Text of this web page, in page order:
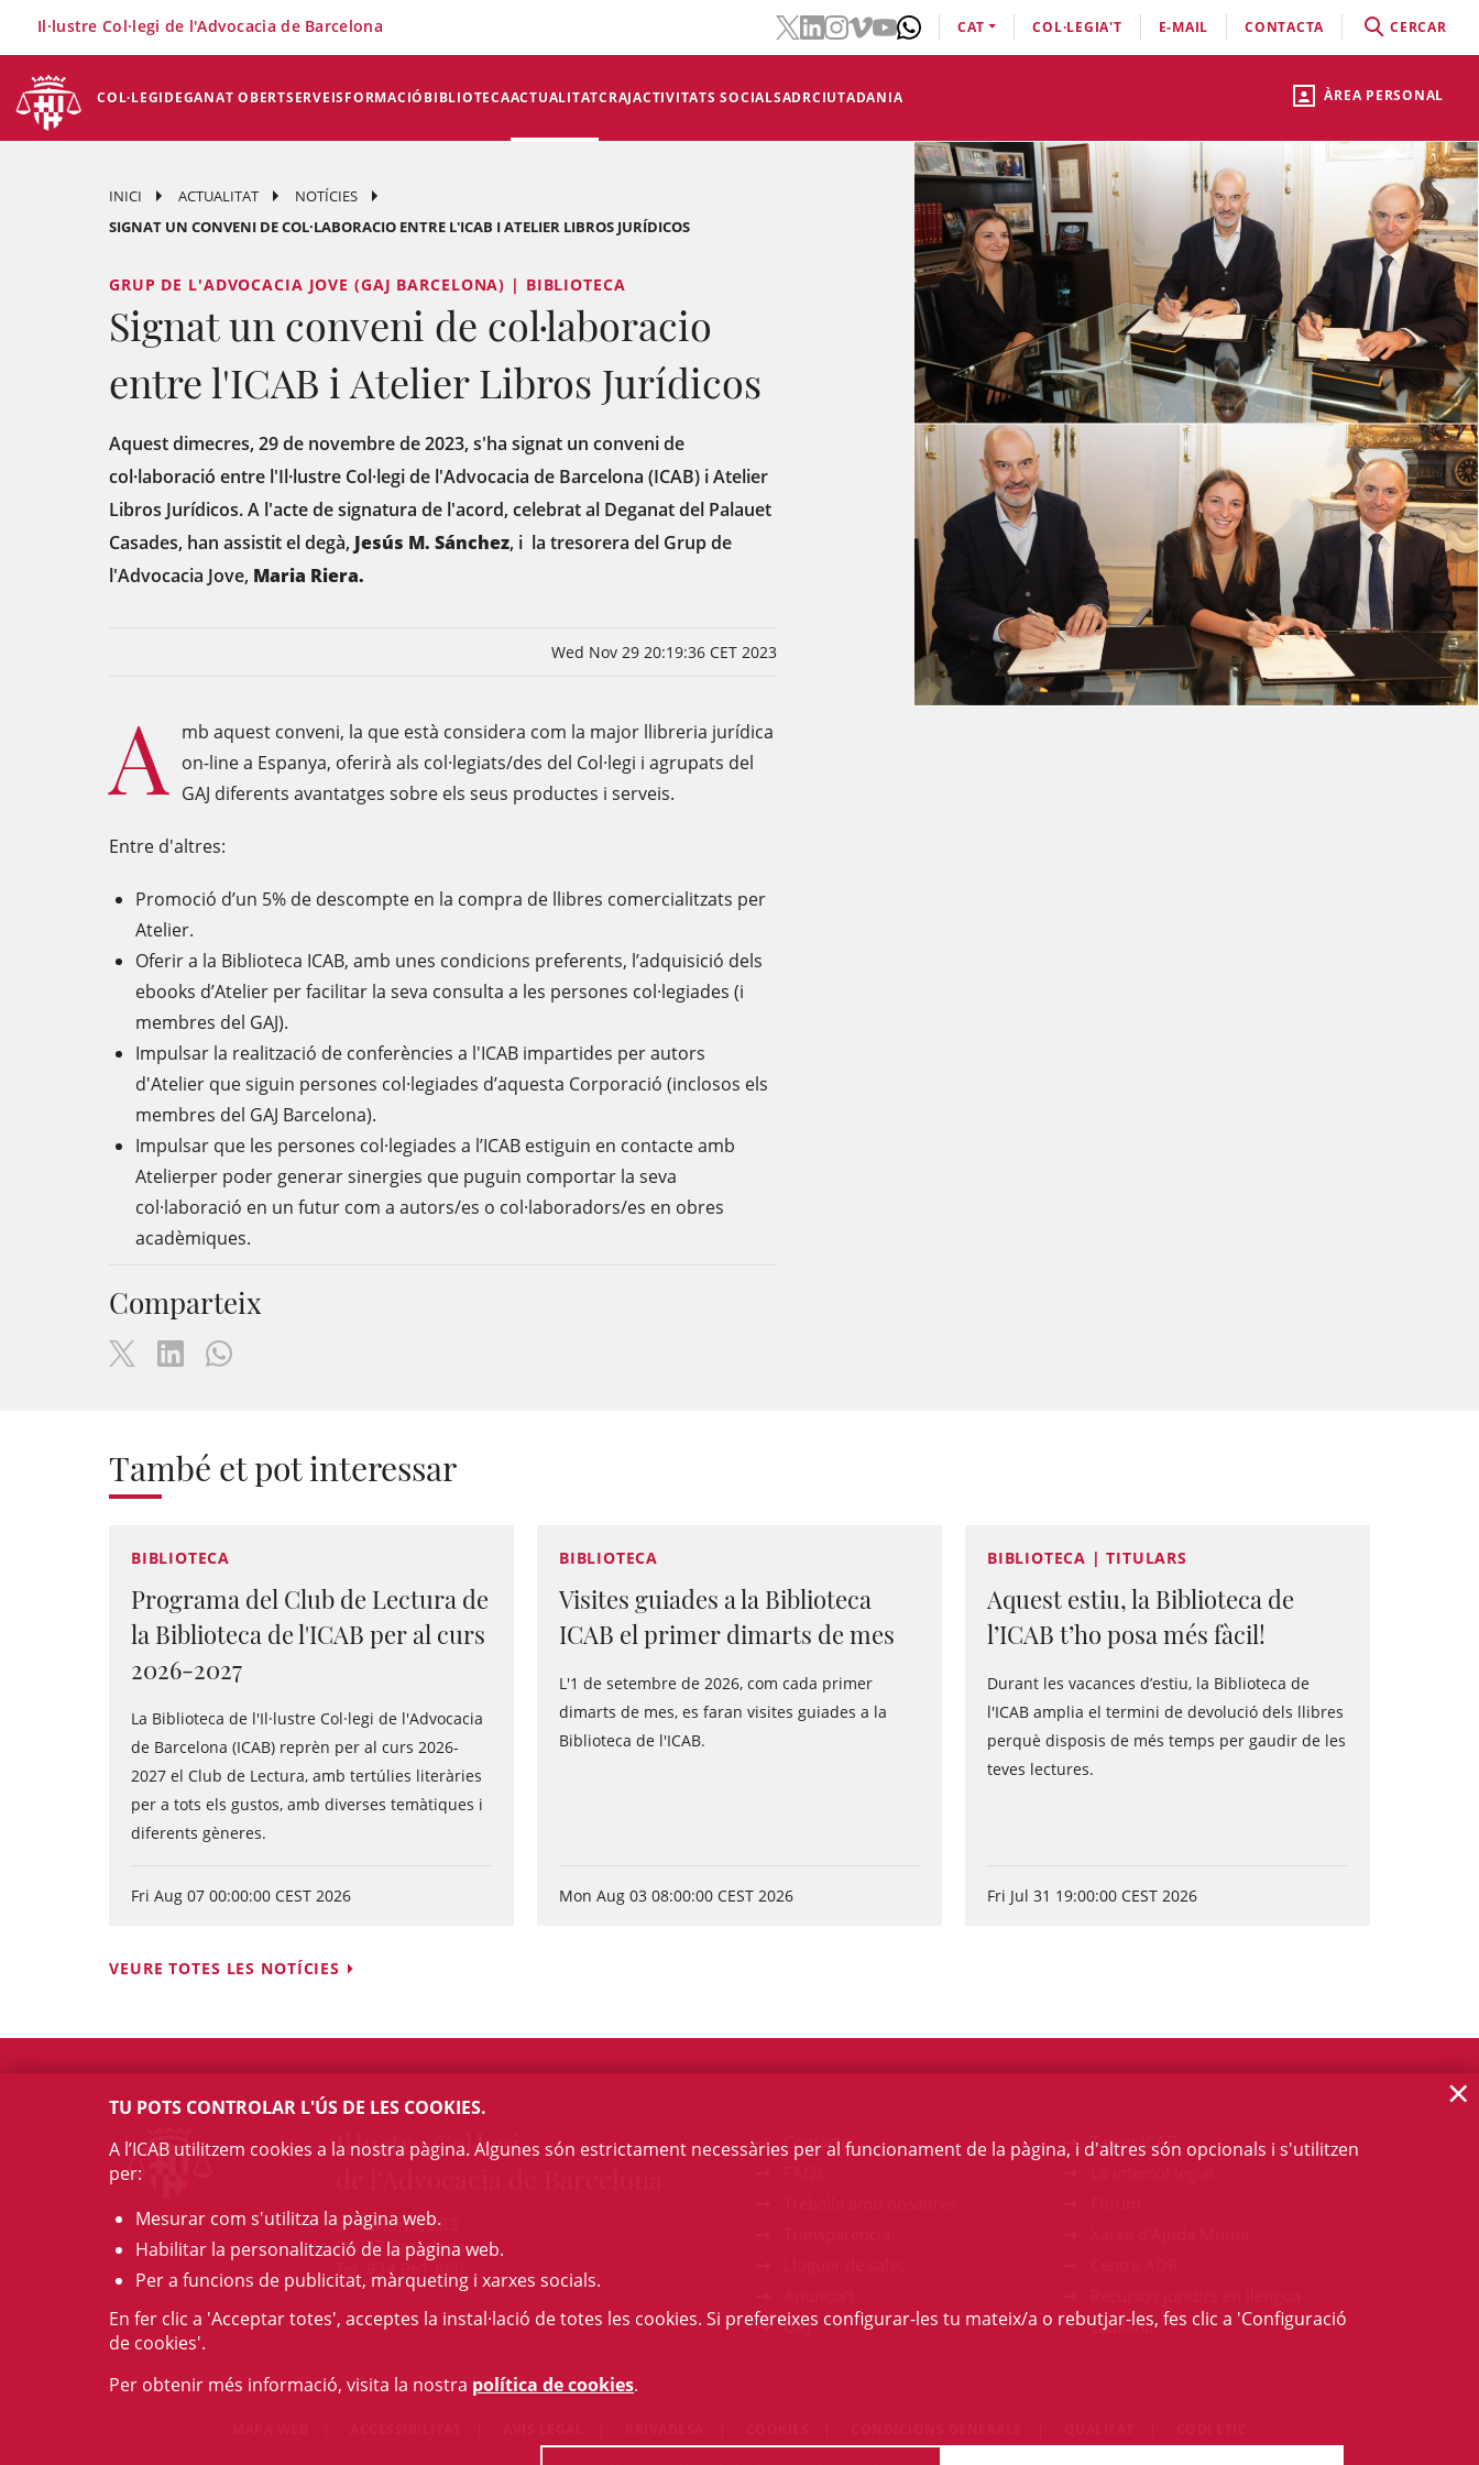
ÀREA PERSONAL
COL·LEGIDEGANAT OBERTSERVEISFORMACIÓBIBLIOTECAACTUALITATCRAJACTIVITATS SOCIALSADRCIUTADANIA
Il·lustre Col·legi de l'Advocacia de Barcelona CAT COL·LEGIA'T E-MAIL CONTACTA CERCAR
INICI ACTUALITAT
NOTÍCIES
SIGNAT UN CONVENI DE COL·LABORACIO ENTRE L'ICAB I ATELIER LIBROS JURÍDICOS
GRUP DE L'ADVOCACIA JOVE (GAJ BARCELONA) | BIBLIOTECA
Signat un conveni de col·laboracio
entre l'ICAB i Atelier Libros Jurídicos
Aquest dimecres, 29 de novembre de 2023, s'ha signat un conveni de
col·laboració entre l'Il·lustre Col·legi de l'Advocacia de Barcelona (ICAB) i Atelier
Libros Jurídicos. A l'acte de signatura de l'acord, celebrat al Deganat del Palauet
Casades, han assistit el degà, Jesús M. Sánchez, i la tresorera del Grup de
l'Advocacia Jove, Maria Riera.
Wed Nov 29 20:19:36 CET 2023
A mb aquest conveni, la que està considera com la major llibreria jurídica
on-line a Espanya, oferirà als col·legiats/des del Col·legi i agrupats del
GAJ diferents avantatges sobre els seus productes i serveis.
Entre d'altres:
Promoció d’un 5% de descompte en la compra de llibres comercialitzats per
Atelier.
Oferir a la Biblioteca ICAB, amb unes condicions preferents, l’adquisició dels
ebooks d’Atelier per facilitar la seva consulta a les persones col·legiades (i
membres del GAJ).
Impulsar la realització de conferències a l'ICAB impartides per autors
d'Atelier que siguin persones col·legiades d’aquesta Corporació (inclosos els
membres del GAJ Barcelona).
Impulsar que les persones col·legiades a l’ICAB estiguin en contacte amb
Atelierper poder generar sinergies que puguin comportar la seva
col·laboració en un futur com a autors/es o col·laboradors/es en obres
acadèmiques.
Comparteix
També et pot interessar
BIBLIOTECA
Programa del Club de Lectura de
la Biblioteca de l'ICAB per al curs
2026-2027
La Biblioteca de l'Il·lustre Col·legi de l'Advocacia
de Barcelona (ICAB) reprèn per al curs 2026-
2027 el Club de Lectura, amb tertúlies literàries
per a tots els gustos, amb diverses temàtiques i
diferents gèneres.
Fri Aug 07 00:00:00 CEST 2026
BIBLIOTECA
Visites guiades a la Biblioteca
ICAB el primer dimarts de mes
L'1 de setembre de 2026, com cada primer
dimarts de mes, es faran visites guiades a la
Biblioteca de l'ICAB.
Mon Aug 03 08:00:00 CEST 2026
BIBLIOTECA | TITULARS
Aquest estiu, la Biblioteca de
l’ICAB t’ho posa més fàcil!
Durant les vacances d’estiu, la Biblioteca de
l'ICAB amplia el termini de devolució dels llibres
perquè disposis de més temps per gaudir de les
teves lectures.
Fri Jul 31 19:00:00 CEST 2026
VEURE TOTES LES NOTÍCIES
Il·lustre Col·legi
c/ Mallorca, 283
08037 Barcelona
Tel. 934 961 880
Contacte
GAJ
Talent ICAB
catalana
TU POTS CONTROLAR L'ÚS DE LES COOKIES.
A l’ICAB utilitzem cookies a la nostra pàgina. Algunes són estrictament necessàries per al funcionament de la pàgina, i d'altres són opcionals i s'utilitzen
per:
Mesurar com s'utilitza la pàgina web.
Habilitar la personalització de la pàgina web.
Per a funcions de publicitat, màrqueting i xarxes socials.
En fer clic a 'Acceptar totes', acceptes la instal·lació de totes les cookies. Si prefereixes configurar-les tu mateix/a o rebutjar-les, fes clic a 'Configuració
de cookies'.
Per obtenir més informació, visita la nostra política de cookies.
×